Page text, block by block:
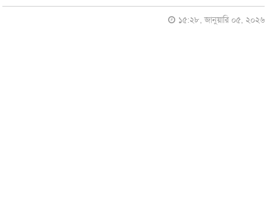
১৫:২৮, জানুয়ারি ০৫, ২০২৬